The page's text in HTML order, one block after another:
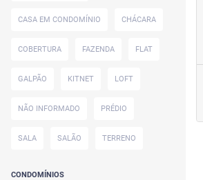
CASA EM CONDOMÍNIO CHÁCARA
COBERTURA FAZENDA FLAT
GALPÃO KITNET LOFT
NÃO INFORMADO PRÉDIO
SALA SALÃO TERRENO
CONDOMÍNIOS